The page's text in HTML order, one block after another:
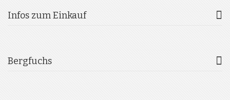
Infos zum Einkauf
Bergfuchs